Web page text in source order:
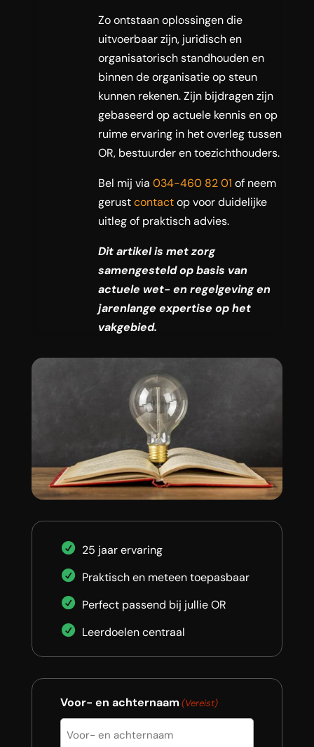
Zo ontstaan oplossingen die
uitvoerbaar zijn, juridisch en
organisatorisch standhouden en
binnen de organisatie op steun
kunnen rekenen. Zijn bijdragen zijn
gebaseerd op actuele kennis en op
ruime ervaring in het overleg tussen
OR, bestuurder en toezichthouders.
Bel mij via 034-460 82 01 of neem
gerustcontactop voor duidelijke
uitleg of praktisch advies.
Dit artikel is met zorg
samengesteld op basis van
actuele wet- en regelgeving en
jarenlange expertise op het
vakgebied.
25 jaar ervaring
Praktisch en meteen toepasbaar
Perfect passend bij jullie OR
Leerdoelen centraal
Voor- en achternaam (Vereist)